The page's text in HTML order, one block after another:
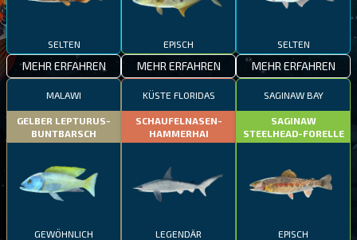
SELTEN
MEHR ERFAHREN
EPISCH
MEHR ERFAHREN
SELTEN
MEHR ERFAHREN
MALAWI
GELBER LEPTURUS-
BUNTBARSCH
GEWÖHNLICH
KÜSTE FLORIDAS
SCHAUFELNASEN-
HAMMERHAI
LEGENDÄR
SAGINAW BAY
SAGINAW
STEELHEAD-FORELLE
EPISCH